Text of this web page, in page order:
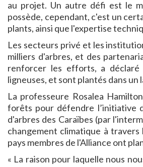
au projet. Un autre défi est le
possède, cependant, c'est un
plants, ainsi que l'expertise
Les secteurs privé et les
milliers d'arbres, et des
renforcer les efforts, a déclaré
ligneuses, et sont plantés dans un
La professeure Rosalea
forêts pour défendre l’initiative
d'arbres des Caraïbes (par
changement climatique à
pays membres de l'Alliance ont
« La raison pour laquelle nous